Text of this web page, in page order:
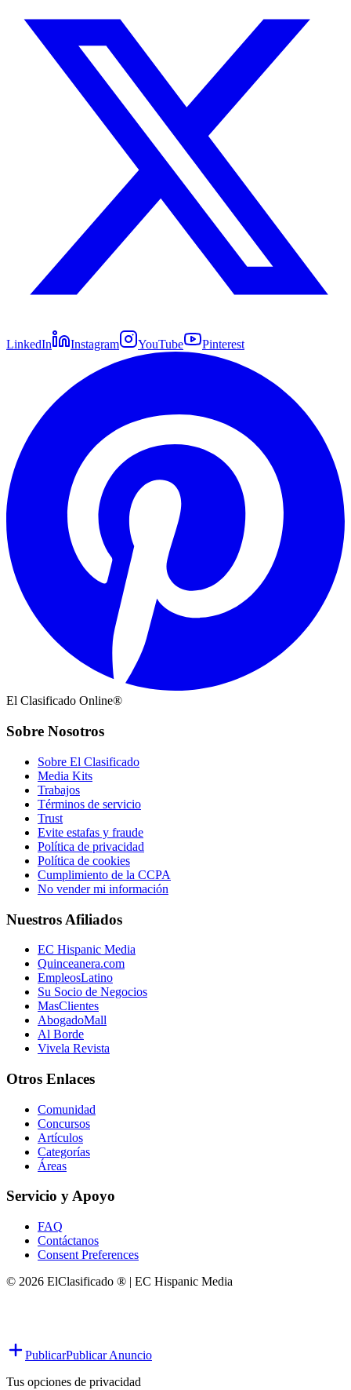
LinkedIn Instagram YouTube Pinterest
El Clasificado Online®
Sobre Nosotros
Sobre El Clasificado
Media Kits
Trabajos
Términos de servicio
Trust
Evite estafas y fraude
Política de privacidad
Política de cookies
Cumplimiento de la CCPA
No vender mi información
Nuestros Afiliados
EC Hispanic Media
Quinceanera.com
EmpleosLatino
Su Socio de Negocios
MasClientes
AbogadoMall
Al Borde
Vivela Revista
Otros Enlaces
Comunidad
Concursos
Artículos
Categorías
Áreas
Servicio y Apoyo
FAQ
Contáctanos
Consent Preferences
© 2026 ElClasificado ® | EC Hispanic Media
PublicarPublicar Anuncio
Tus opciones de privacidad